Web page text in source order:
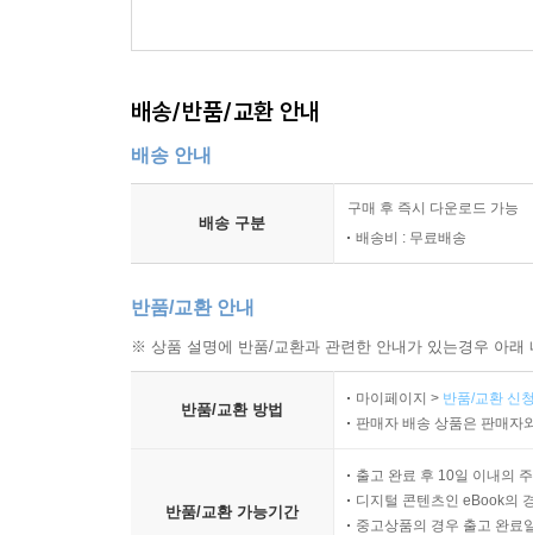
배송/반품/교환 안내
배송 안내
배송 구분
구매 후 즉시 다운로드 가능
배송비 : 무료배송
반품/교환 안내
※ 상품 설명에 반품/교환과 관련한 안내가 있는경우 아
반품/교환 방법
마이페이지 > 반품/교환 신
판매자 배송 상품은 판매자
반품/교환 가능기간
출고 완료 후 10일 이내의
디지털 콘텐츠인 eBook의
중고상품의 경우 출고 완료